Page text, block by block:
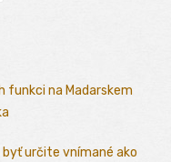
funkci na Madarskem
určite vnímané ako